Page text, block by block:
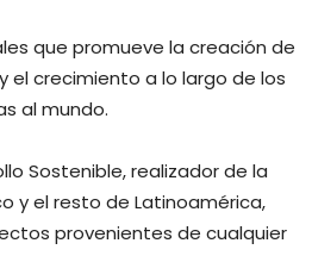
que promueve la creación de
el crecimiento a lo largo de los
al mundo.
Sostenible, realizador de la
y el resto de Latinoamérica,
provenientes de cualquier